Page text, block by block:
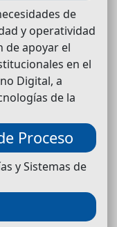
de
y operatividad
de apoyar el
en el
Digital, a
de la
Proceso
y Sistemas de